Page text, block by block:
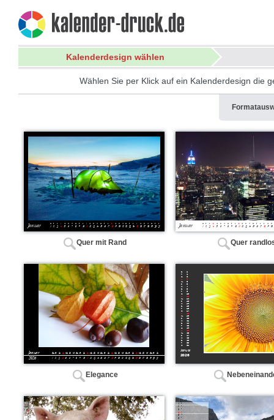
Kalenderdesign wählen
Wählen Sie per Klick auf ein Kalenderdesign die
Quer mit Rand Quer
Elegance